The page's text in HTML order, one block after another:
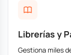
Librerías y
Gestiona miles